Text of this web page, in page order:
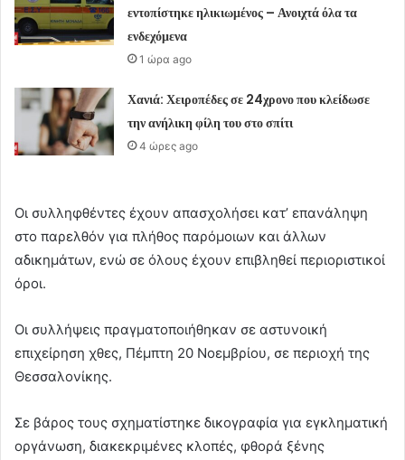
εντοπίστηκε ηλικιωμένος – Ανοιχτά όλα τα
ενδεχόμενα
1 ώρα ago
Χανιά: Χειροπέδες σε 24χρονο που κλείδωσε
την ανήλικη φίλη του στο σπίτι
4 ώρες ago
Οι συλληφθέντες έχουν απασχολήσει κατ’ επανάληψη
στο παρελθόν για πλήθος παρόμοιων και άλλων
αδικημάτων, ενώ σε όλους έχουν επιβληθεί περιοριστικοί
όροι.
Οι συλλήψεις πραγματοποιήθηκαν σε αστυνοική
επιχείρηση χθες, Πέμπτη 20 Νοεμβρίου, σε περιοχή της
Θεσσαλονίκης.
Σε βάρος τους σχηματίστηκε δικογραφία για εγκληματική
οργάνωση, διακεκριμένες κλοπές, φθορά ξένης